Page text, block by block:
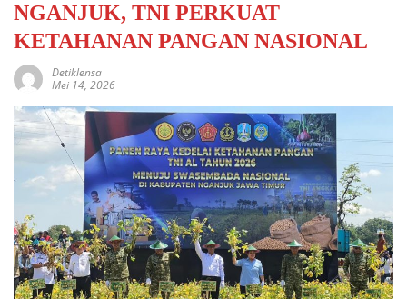
NGANJUK, TNI PERKUAT
KETAHANAN PANGAN NASIONAL
Detiklensa
Mei 14, 2026